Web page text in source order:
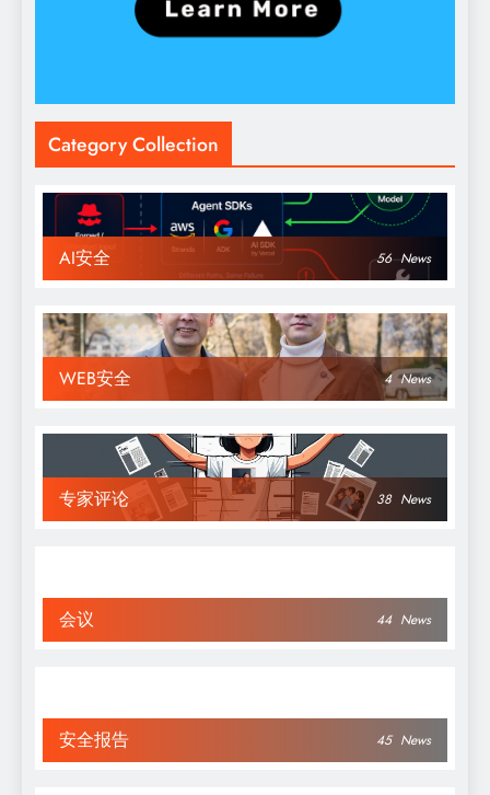
Category Collection
AI安全 56 News
WEB安全 4 News
专家评论 38 News
会议 44 News
安全报告 45 News